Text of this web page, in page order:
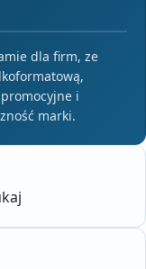
dla firm, ze
i
marki.